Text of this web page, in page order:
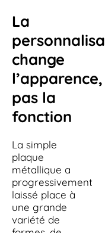
La
change
l’apparence,
pas la
fonction
La simple
plaque
métallique a
progressivement
laissé place à
une grande
variété de